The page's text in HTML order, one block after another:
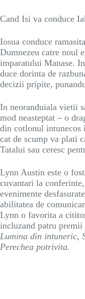
Cand Isi va conduce
Iosua conduce
Dumnezeu catre noul
imparatului Manase.
duce dorinta de
decizii pripite,
In neoranduiala vietii
mod neasteptat – o
din cotlonul intunecos
cat de scump va plati
Tatalui sau ceresc
Lynn Austin este o
cuvantari la
evenimente
abilitatea de
Lynn o favorita a
incluzand patru
Lumina din intuneric,
Perechea potrivita.